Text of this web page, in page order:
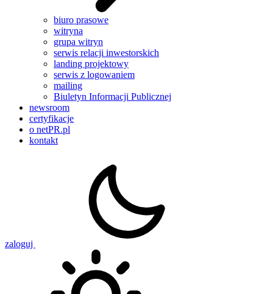
biuro prasowe
witryna
grupa witryn
serwis relacji inwestorskich
landing projektowy
serwis z logowaniem
mailing
Biuletyn Informacji Publicznej
newsroom
certyfikacje
o netPR.pl
kontakt
zaloguj